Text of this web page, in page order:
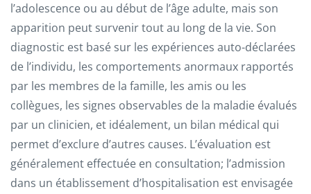
l’adolescence ou au début de l’âge adulte, mais son
apparition peut survenir tout au long de la vie. Son
diagnostic est basé sur les expériences auto-déclarées
de l’individu, les comportements anormaux rapportés
par les membres de la famille, les amis ou les
collègues, les signes observables de la maladie évalués
par un clinicien, et idéalement, un bilan médical qui
permet d’exclure d’autres causes. L’évaluation est
généralement effectuée en consultation; l’admission
dans un établissement d’hospitalisation est envisagée